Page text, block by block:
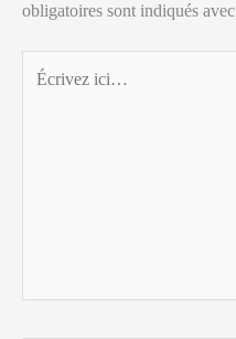
obligatoires sont indiqués avec
ici…